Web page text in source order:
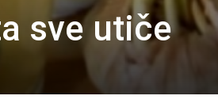
sve utiče